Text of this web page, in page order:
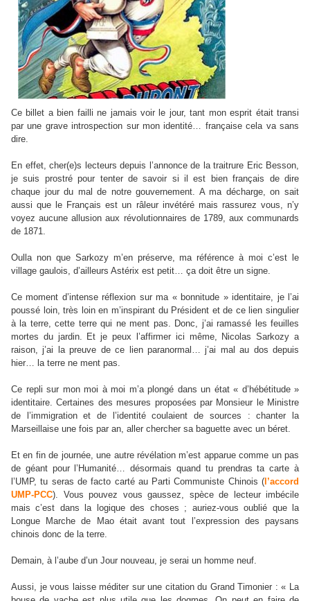
Ce billet a bien failli ne jamais voir le jour, tant mon esprit était transi
par une grave introspection sur mon identité… française cela va sans
dire.
En effet, cher(e)s lecteurs depuis l’annonce de la traitrure Eric Besson,
je suis prostré pour tenter de savoir si il est bien français de dire
chaque jour du mal de notre gouvernement. A ma décharge, on sait
aussi que le Français est un râleur invétéré mais rassurez vous, n’y
voyez aucune allusion aux révolutionnaires de 1789, aux communards
de 1871.
Oulla non que Sarkozy m’en préserve, ma référence à moi c’est le
village gaulois, d’ailleurs Astérix est petit… ça doit être un signe.
Ce moment d’intense réflexion sur ma « bonnitude » identitaire, je l’ai
poussé loin, très loin en m’inspirant du Président et de ce lien singulier
à la terre, cette terre qui ne ment pas. Donc, j’ai ramassé les feuilles
mortes du jardin. Et je peux l’affirmer ici même, Nicolas Sarkozy a
raison, j’ai la preuve de ce lien paranormal… j’ai mal au dos depuis
hier… la terre ne ment pas.
Ce repli sur mon moi à moi m’a plongé dans un état « d’hébétitude »
identitaire. Certaines des mesures proposées par Monsieur le Ministre
de l’immigration et de l’identité coulaient de sources : chanter la
Marseillaise une fois par an, aller chercher sa baguette avec un béret.
Et en fin de journée, une autre révélation m’est apparue comme un pas
de géant pour l’Humanité… désormais quand tu prendras ta carte à
l’UMP, tu seras de facto carté au Parti Communiste Chinois ( l’accord
UMP-PCC). Vous pouvez vous gaussez, spèce de lecteur imbécile
mais c’est dans la logique des choses ; auriez-vous oublié que la
Longue Marche de Mao était avant tout l’expression des paysans
chinois donc de la terre.
Demain, à l’aube d’un Jour nouveau, je serai un homme neuf.
Aussi, je vous laisse méditer sur une citation du Grand Timonier : « La